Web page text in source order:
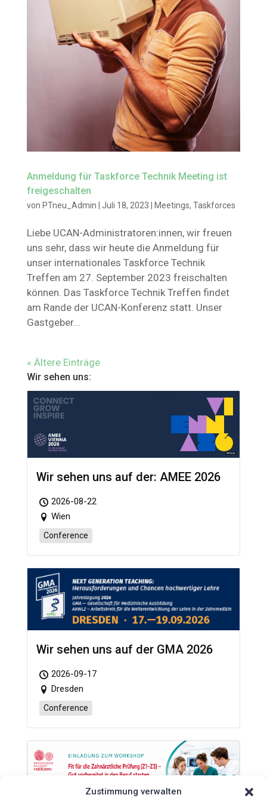
Zustimmung verwalten
Anmeldung für Taskforce Technik Meeting ist
freigeschalten
von PTneu_Admin Juli 18, 2023 Meetings, Taskforces
Liebe UCAN-Administratoren:innen, wir freuen
uns sehr, dass wir heute die Anmeldung für
unser internationales Taskforce Technik
Treffen am 27. September 2023 freischalten
können. Das Taskforce Technik Treffen findet
am Rande der UCAN-Konferenz statt. Unser
Gastgeber...
« Ältere Einträge
Wir sehen uns:
Wir sehen uns auf der: AMEE 2026
2026-08-22
Wien
Conference
Wir sehen uns auf der GMA 2026
2026-09-17
Dresden
Conference